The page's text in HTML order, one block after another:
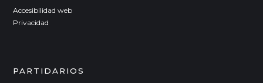
Accesibilidad web
Privacidad
PARTIDARIOS